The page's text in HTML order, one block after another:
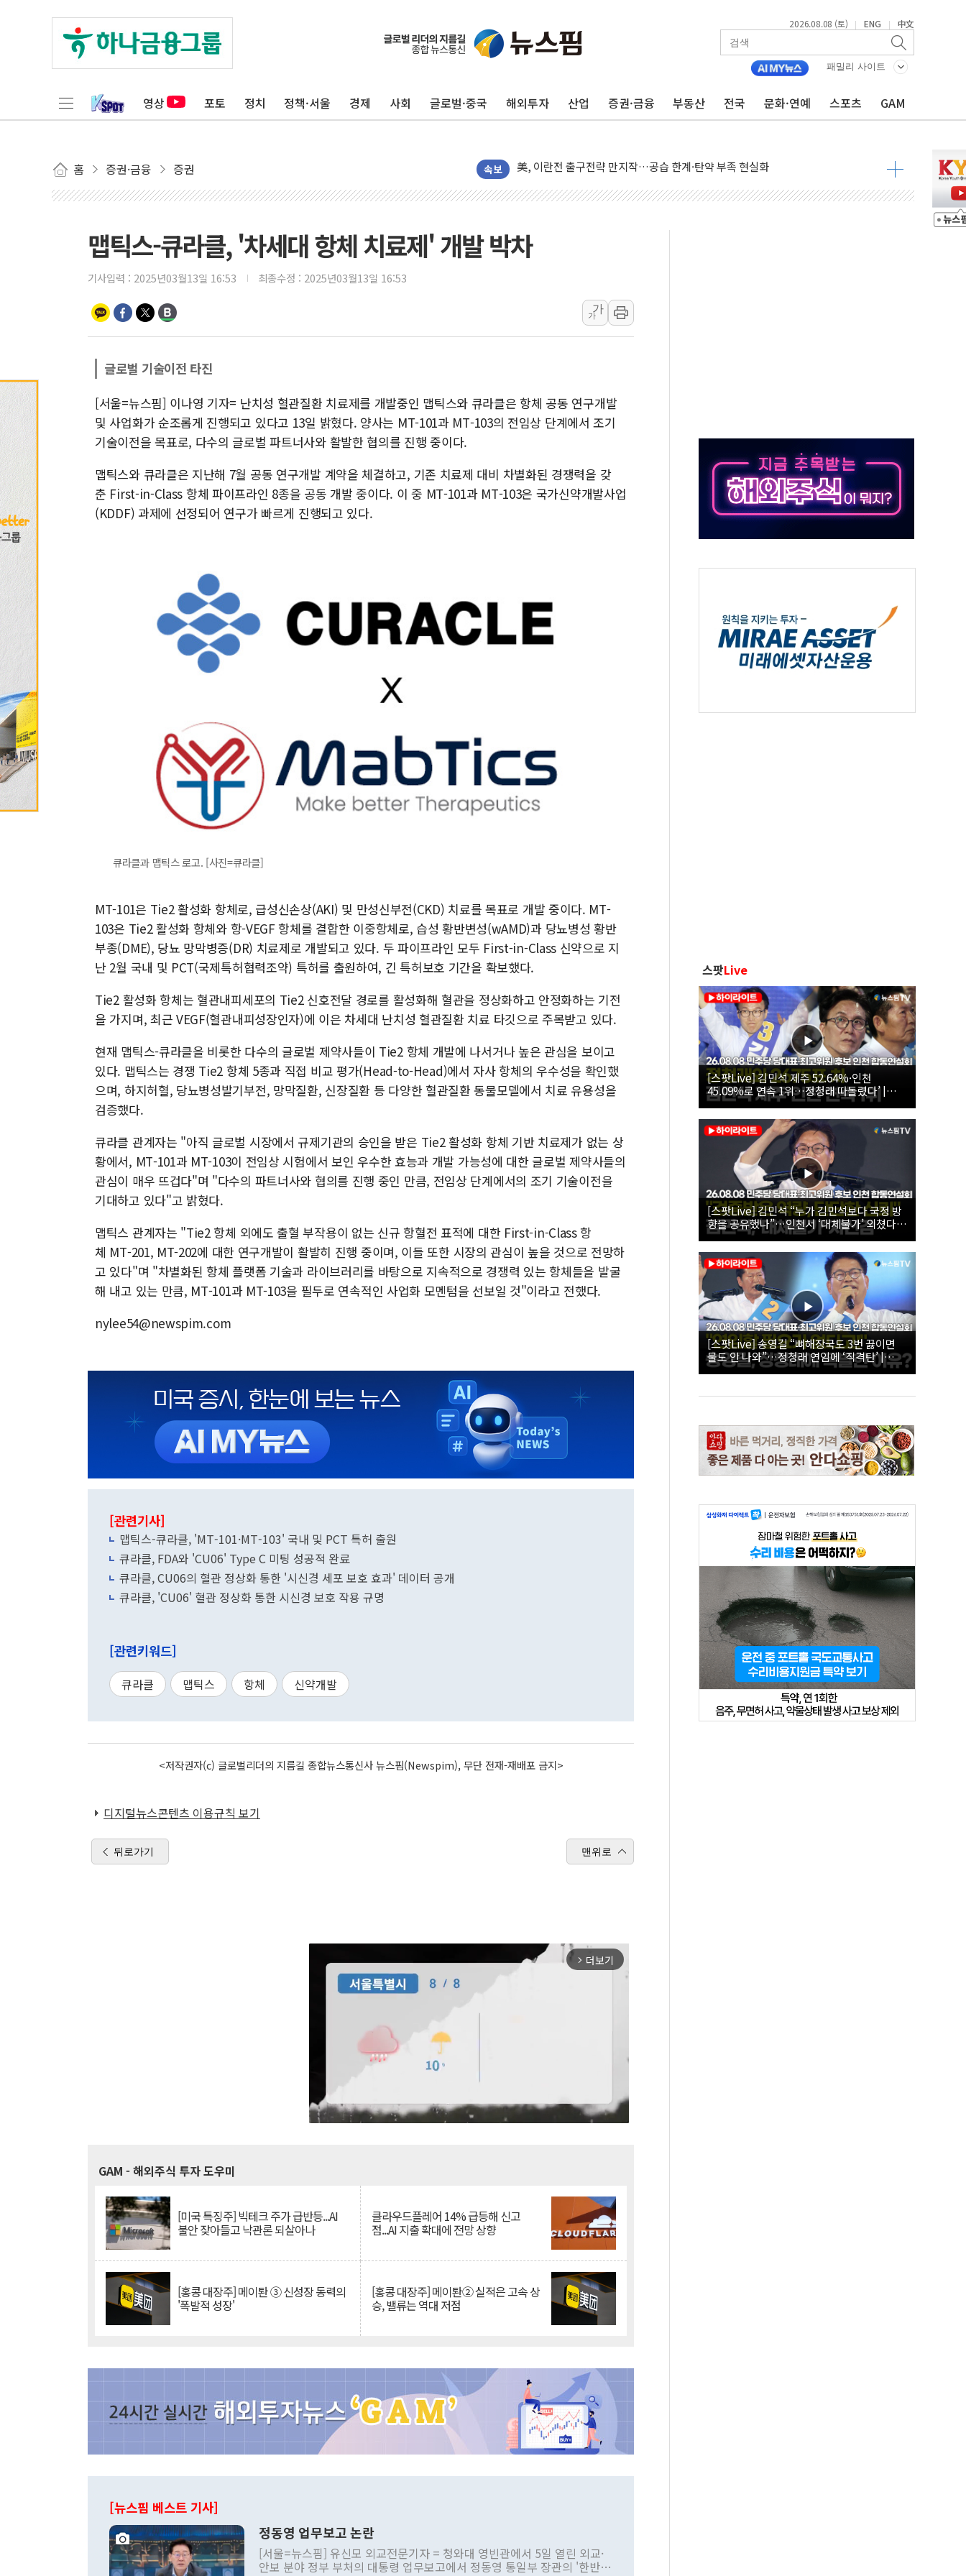
2026.08.08 (토) | ENG | 中文
패밀리 사이트
영상 포토 정치 정책·서울 경제 사회 글로벌·중국 해외투자 산업 증권·금융 부동산 전국 문화·연예 스포츠 GAM
홈 증권·금융 증권 속보
김민석, 2주차 제주·인천 경선서 정청래에 승리...47.75% vs 42.08%
[속보] 민주, 제주·인천 경선 결과 발표...김민석 47.75% 정청래 42.08%
[속보] 민주, 제주 경선 결과 발표...김민석 52.64% 정청래 39.89% 송영길 7.47%
이번주 국내 주요 금융일정(8.10~8.14)
강릉·동해·삼척 시간당 최대 50㎜ 폭우…강원 동해안 강한 비 이어져
폐기물 수거하다 참변…60대 환경미화원 수거차에 치여 사망
李대통령 "결혼 때문에 손해 보는 일 없게"…'결혼 페널티' 22개 과제 손본다
여수 오동도 인근 해상서 모터보트 전복…1명 사망·1명 실종
인천 선재도 갯벌서 해루질 중 실종 60대 나흘만에 숨진 채 발견
인천서 말다툼 중 어머니 흉기 살해 10대 아들 체포
'화합' 꺼낸 김민석에 '뻔뻔' 받아친 정청래…제주 연설서 신경전 고조
연일 폭염에 온열질환 사망 23명…정부, 비상대응기구 가동
中 전방위 아파트 부양, 수도 베이징도 부동산 규제 철폐
맵틱스-큐라클, '차세대 항체 치료제' 개발 박차
기사입력 : 2025년03월13일 16:53 최종수정 : 2025년03월13일 16:53
가
가
글로벌 기술이전 타진
[서울=뉴스핌] 이나영 기자= 난치성 혈관질환 치료제를 개발중인 맵틱스와 큐라클은 항체 공동 연구개발
및 사업화가 순조롭게 진행되고 있다고 13일 밝혔다. 양사는 MT-101과 MT-103의 전임상 단계에서 조기
기술이전을 목표로, 다수의 글로벌 파트너사와 활발한 협의를 진행 중이다.
맵틱스와 큐라클은 지난해 7월 공동 연구개발 계약을 체결하고, 기존 치료제 대비 차별화된 경쟁력을 갖
춘 First-in-Class 항체 파이프라인 8종을 공동 개발 중이다. 이 중 MT-101과 MT-103은 국가신약개발사업
(KDDF) 과제에 선정되어 연구가 빠르게 진행되고 있다.
큐라클과 맵틱스 로고. [사진=큐라클]
MT-101은 Tie2 활성화 항체로, 급성신손상(AKI) 및 만성신부전(CKD) 치료를 목표로 개발 중이다. MT-
103은 Tie2 활성화 항체와 항-VEGF 항체를 결합한 이중항체로, 습성 황반변성(wAMD)과 당뇨병성 황반
부종(DME), 당뇨 망막병증(DR) 치료제로 개발되고 있다. 두 파이프라인 모두 First-in-Class 신약으로 지
난 2월 국내 및 PCT(국제특허협력조약) 특허를 출원하여, 긴 특허보호 기간을 확보했다.
Tie2 활성화 항체는 혈관내피세포의 Tie2 신호전달 경로를 활성화해 혈관을 정상화하고 안정화하는 기전
을 가지며, 최근 VEGF(혈관내피성장인자)에 이은 차세대 난치성 혈관질환 치료 타깃으로 주목받고 있다.
현재 맵틱스-큐라클을 비롯한 다수의 글로벌 제약사들이 Tie2 항체 개발에 나서거나 높은 관심을 보이고
있다. 맵틱스는 경쟁 Tie2 항체 5종과 직접 비교 평가(Head-to-Head)에서 자사 항체의 우수성을 확인했
으며, 하지허혈, 당뇨병성발기부전, 망막질환, 신장질환 등 다양한 혈관질환 동물모델에서 치료 유용성을
검증했다.
큐라클 관계자는 "아직 글로벌 시장에서 규제기관의 승인을 받은 Tie2 활성화 항체 기반 치료제가 없는 상
황에서, MT-101과 MT-103이 전임상 시험에서 보인 우수한 효능과 개발 가능성에 대한 글로벌 제약사들의
관심이 매우 뜨겁다"며 "다수의 파트너사와 협의를 진행 중인 만큼, 전임상 단계에서의 조기 기술이전을
기대하고 있다"고 밝혔다.
맵틱스 관계자는 "Tie2 항체 외에도 출혈 부작용이 없는 신규 항혈전 표적에 대한 First-in-Class 항
체 MT-201, MT-202에 대한 연구개발이 활발히 진행 중이며, 이들 또한 시장의 관심이 높을 것으로 전망하
고 있다"며 "차별화된 항체 플랫폼 기술과 라이브러리를 바탕으로 지속적으로 경쟁력 있는 항체들을 발굴
해 내고 있는 만큼, MT-101과 MT-103을 필두로 연속적인 사업화 모멘텀을 선보일 것"이라고 전했다.
nylee54@newspim.com
[관련기사]
맵틱스-큐라클, 'MT-101·MT-103' 국내 및 PCT 특허 출원
큐라클, FDA와 'CU06' Type C 미팅 성공적 완료
큐라클, CU06의 혈관 정상화 통한 '시신경 세포 보호 효과' 데이터 공개
큐라클, 'CU06' 혈관 정상화 통한 시신경 보호 작용 규명
[관련키워드]
큐라클 맵틱스 항체 신약개발
<저작권자(c) 글로벌리더의 지름길 종합뉴스통신사 뉴스핌(Newspim), 무단 전재-재배포 금지>
디지털뉴스콘텐츠 이용규칙 보기
뒤로가기 맨위로
arrow_forward_ios 더보기
GAM - 해외주식 투자 도우미
[미국 특징주] 빅테크 주가 급반등...AI
불안 잦아들고 낙관론 되살아나
클라우드플레어 14% 급등해 신고
점...AI 지출 확대에 전망 상향
[홍콩 대장주] 메이퇀 ③ 신성장 동력의
'폭발적 성장'
[홍콩 대장주] 메이퇀② 실적은 고속 상
승, 밸류는 역대 저점
[뉴스핌 베스트 기사]
정동영 업무보고 논란
[서울=뉴스핌] 유신모 외교전문기자 = 청와대 영빈관에서 5일 열린 외교·
안보 분야 정부 부처의 대통령 업무보고에서 정동영 통일부 장관의 '한반도
스팟Live
[스팟Live] 김민석 제주 52.64%·인천
45.09%로 연속 1위…정청래 따돌렸다’ |
26.08.08 더불어민주당 당대표·최고위원 후
보 인천 합동연설회
[스팟Live] 김민석 “누가 김민석보다 국정 방
향을 공유했나”…인천서 ‘대체불가’ 외쳤다 |
26.08.08 더불어민주당 당대표·최고위원 후
보 인천 합동연설회
[스팟Live] 송영길 “뼈해장국도 3번 끓이면
물도 안 나와”…정청래 연임에 ‘직격탄’ |
26.08.08 더불어민주당 당대표·최고위원 후